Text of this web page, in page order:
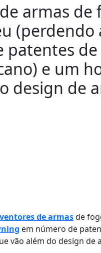
armas
(perdendo
e um
design de
de armasde
em número de
vão além do design de